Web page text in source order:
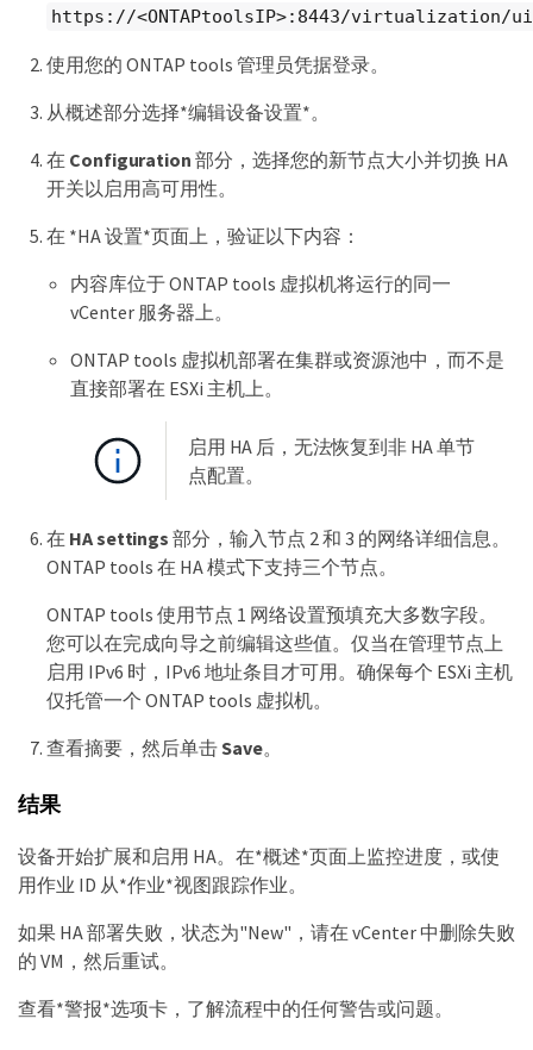
https://<ONTAPtoolsIP>:8443/virtualization/
使用您的 ONTAP tools 管理员凭据登录。
从概述部分选择*编辑设备设置*。
在 Configuration 部分，选择您的新节点大小并切换 HA
开关以启用高可用性。
在 *HA 设置*页面上，验证以下内容：
内容库位于 ONTAP tools 虚拟机将运行的同一
vCenter 服务器上。
ONTAP tools 虚拟机部署在集群或资源池中，而不是
直接部署在 ESXi 主机上。
启用 HA 后，无法恢复到非 HA 单节
点配置。
在 HA settings 部分，输入节点 2 和 3 的网络详细信息。
ONTAP tools 在 HA 模式下支持三个节点。
ONTAP tools 使用节点 1 网络设置预填充大多数字段。
您可以在完成向导之前编辑这些值。仅当在管理节点上
启用 IPv6 时，IPv6 地址条目才可用。确保每个 ESXi 主机
仅托管一个 ONTAP tools 虚拟机。
查看摘要，然后单击Save。
结果
设备开始扩展和启用 HA。在*概述*页面上监控进度，或使
用作业 ID 从*作业*视图跟踪作业。
如果 HA 部署失败，状态为"New"，请在 vCenter 中删除失败
的 VM，然后重试。
查看*警报*选项卡，了解流程中的任何警告或问题。